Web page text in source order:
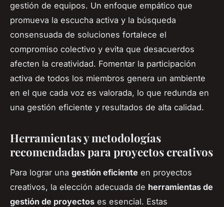
gestión de equipos. Un enfoque empático que
promueva la escucha activa y la búsqueda
consensuada de soluciones fortalece el
compromiso colectivo y evita que desacuerdos
afecten la creatividad. Fomentar la participación
activa de todos los miembros genera un ambiente
en el que cada voz es valorada, lo que redunda en
una gestión eficiente y resultados de alta calidad.
Herramientas y metodologías
recomendadas para proyectos creativos
Para lograr una gestión eficiente en proyectos
creativos, la elección adecuada de herramientas de
gestión de proyectos es esencial. Estas